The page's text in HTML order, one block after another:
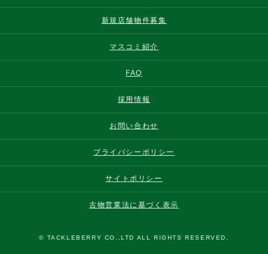
新規店舗物件募集
マスコミ紹介
FAQ
採用情報
お問い合わせ
プライバシーポリシー
サイトポリシー
古物営業法に基づく表示
© TACKLEBERRY CO.,LTD ALL RIGHTS RESERVED.